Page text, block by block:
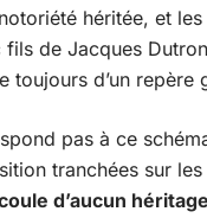
héritée, et
de Jacques
d’un repère
pas à ce
tranchées sur
d’aucun